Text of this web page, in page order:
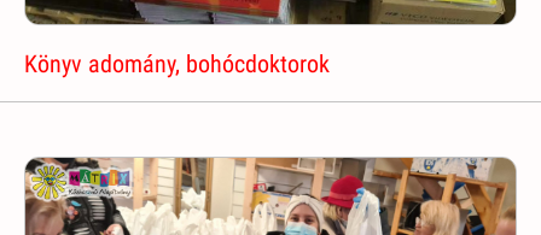
Könyv adomány, bohócdoktorok